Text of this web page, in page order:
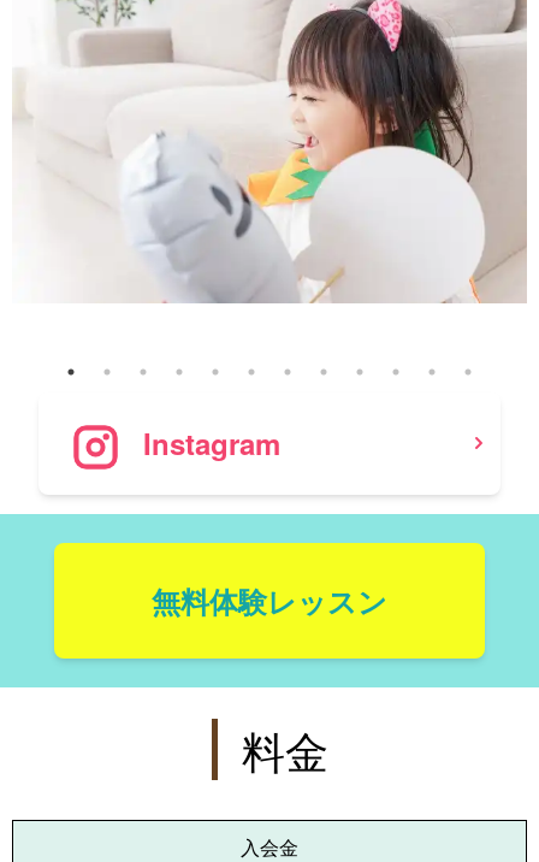
Instagram
無料体験レッスン
料金
入会金